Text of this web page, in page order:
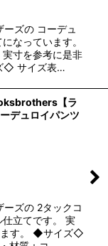
ズの コーデュ
なっています。
寸を参考に是非
◇ サイズ表…
【ラ
デュロイパンツ
ズの 2タックコ
立てです。 実
ます。 ◆サイズ◇